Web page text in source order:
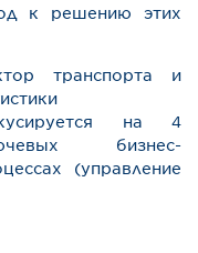
к решению этих
транспорта и
на 4
бизнес-
(управление